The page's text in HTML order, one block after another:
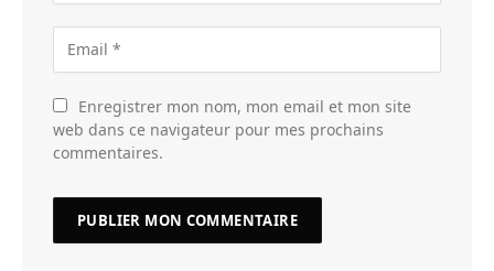
Enregistrer mon nom, mon email et mon site
web dans ce navigateur pour mes prochains
commentaires.